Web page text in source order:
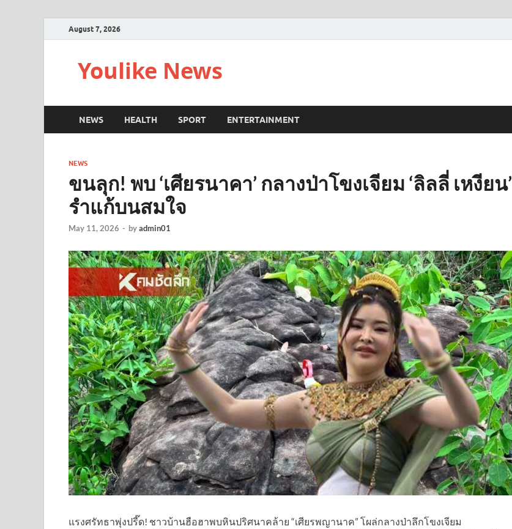
August 7, 2026
Youlike News
NEWS HEALTH SPORT ENTERTAINMENT
NEWS
ขนลุก! พบ ‘เศียรนาคา’ กลางป่าโขงเจียม ‘ลิลลี่ เหงียน’
รำแก้บนสมใจ
May 11, 2026 - byadmin01
แรงศรัทธาพุ่งปรี๊ด! ชาวบ้านฮือฮาพบหินปริศนาคล้าย “เศียรพญานาค” โผล่กลางป่าลึกโขงเจียม